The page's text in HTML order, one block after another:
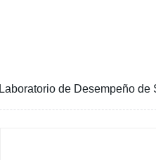
Laboratorio de Desempeño